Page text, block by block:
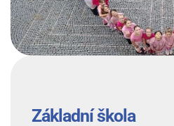
Základní škola